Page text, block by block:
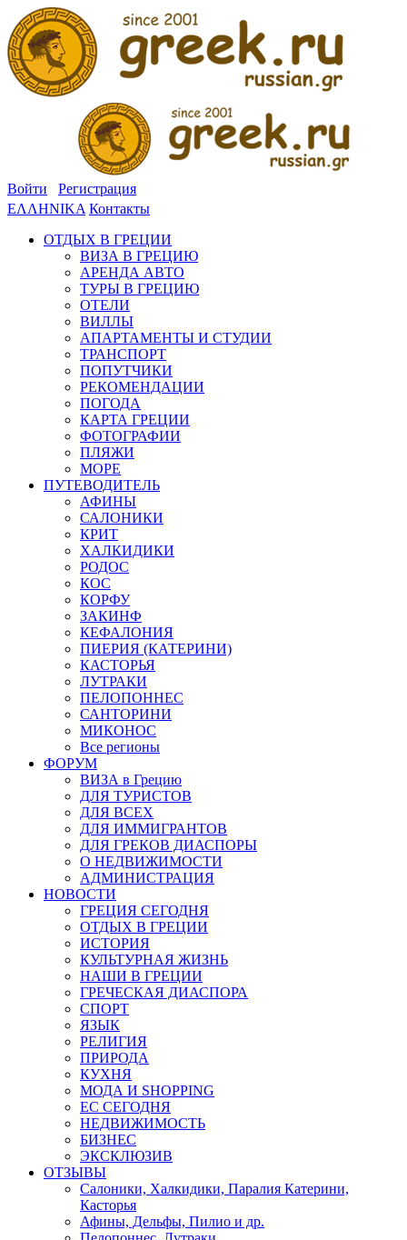
Войти
Регистрация
ΕΛΛΗΝΙΚΑ Контакты
ОТДЫХ В ГРЕЦИИ
ВИЗА В ГРЕЦИЮ
АРЕНДА АВТО
ТУРЫ В ГРЕЦИЮ
ОТЕЛИ
ВИЛЛЫ
АПАРТАМЕНТЫ И СТУДИИ
ТРАНСПОРТ
ПОПУТЧИКИ
РЕКОМЕНДАЦИИ
ПОГОДА
КАРТА ГРЕЦИИ
ФОТОГРАФИИ
ПЛЯЖИ
МОРЕ
ПУТЕВОДИТЕЛЬ
АФИНЫ
САЛОНИКИ
КРИТ
ХАЛКИДИКИ
РОДОС
КОС
КОРФУ
ЗАКИНФ
КЕФАЛОНИЯ
ПИЕРИЯ (КАТЕРИНИ)
КАСТОРЬЯ
ЛУТРАКИ
ПЕЛОПОННЕС
САНТОРИНИ
МИКОНОС
Все регионы
ФОРУМ
ВИЗА в Грецию
ДЛЯ ТУРИСТОВ
ДЛЯ ВСЕХ
ДЛЯ ИММИГРАНТОВ
ДЛЯ ГРЕКОВ ДИАСПОРЫ
О НЕДВИЖИМОСТИ
АДМИНИСТРАЦИЯ
НОВОСТИ
ГРЕЦИЯ СЕГОДНЯ
ОТДЫХ В ГРЕЦИИ
ИСТОРИЯ
КУЛЬТУРНАЯ ЖИЗНЬ
НАШИ В ГРЕЦИИ
ГРЕЧЕСКАЯ ДИАСПОРА
СПОРТ
ЯЗЫК
РЕЛИГИЯ
ПРИРОДА
КУХНЯ
МОДА И SHOPPING
ЕС СЕГОДНЯ
НЕДВИЖИМОСТЬ
БИЗНЕС
ЭКСКЛЮЗИВ
ОТЗЫВЫ
Салоники, Халкидики, Паралия Катерини,
Касторья
Афины, Дельфы, Пилио и др.